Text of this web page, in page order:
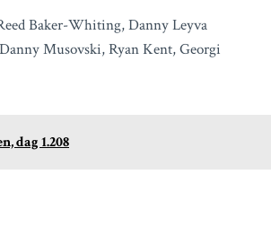
Baker-Whiting, Danny Leyva
Musovski, Ryan Kent, Georgi
dag 1.208